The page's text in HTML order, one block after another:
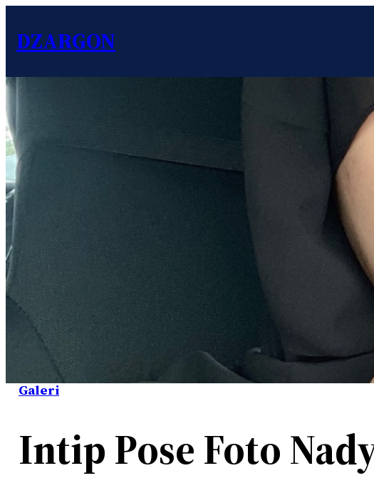
DZARGON
Galeri
Intip Pose Foto